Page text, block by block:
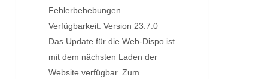
Fehlerbehebungen.
Verfügbarkeit: Version 23.7.0
Das Update für die Web-Dispo ist
mit dem nächsten Laden der
Website verfügbar. Zum…